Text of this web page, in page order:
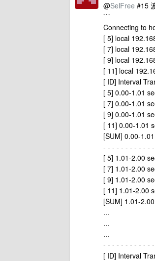
@SelFree #15
```
Connecting to
[ 5] local
[ 7] local
[ 9] local
[ 11] local
[ ID] Interval
[ 5] 0.00-1.01
[ 7] 0.00-1.01
[ 9] 0.00-1.01
[ 11] 0.00-1.01
[SUM] 0.00-
- - - - - - - - - - -
[ 5] 1.01-2.00
[ 7] 1.01-2.00
[ 9] 1.01-2.00
[ 11] 1.01-2.00
[SUM] 1.01-
...
...
...
- - - - - - - - - - -
[ ID] Interval